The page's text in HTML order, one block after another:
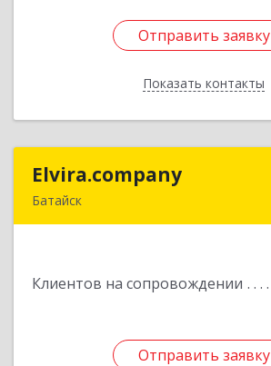
Отправить заявку
Показать контакты
Отправить заявку
Назад
Elvira.company
Батайск
Клиентов на сопровождении
Отправить заявку
Отправить заявку